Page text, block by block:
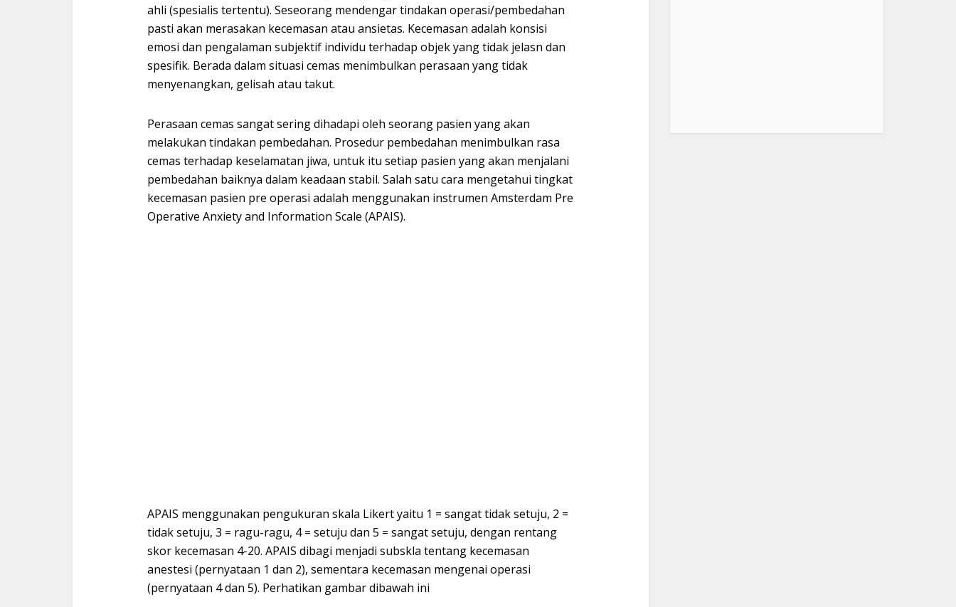
ahli (spesialis tertentu). Seseorang mendengar tindakan operasi/pembedahan
pasti akan merasakan kecemasan atau ansietas. Kecemasan adalah konsisi
emosi dan pengalaman subjektif individu terhadap objek yang tidak jelasn dan
spesifik. Berada dalam situasi cemas menimbulkan perasaan yang tidak
menyenangkan, gelisah atau takut.
Perasaan cemas sangat sering dihadapi oleh seorang pasien yang akan
melakukan tindakan pembedahan. Prosedur pembedahan menimbulkan rasa
cemas terhadap keselamatan jiwa, untuk itu setiap pasien yang akan menjalani
pembedahan baiknya dalam keadaan stabil. Salah satu cara mengetahui tingkat
kecemasan pasien pre operasi adalah menggunakan instrumen Amsterdam Pre
Operative Anxiety and Information Scale (APAIS).
APAIS menggunakan pengukuran skala Likert yaitu 1 = sangat tidak setuju, 2 =
tidak setuju, 3 = ragu-ragu, 4 = setuju dan 5 = sangat setuju, dengan rentang
skor kecemasan 4-20. APAIS dibagi menjadi subskla tentang kecemasan
anestesi (pernyataan 1 dan 2), sementara kecemasan mengenai operasi
(pernyataan 4 dan 5). Perhatikan gambar dibawah ini